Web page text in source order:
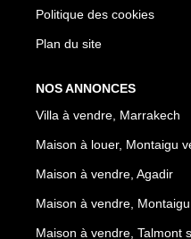
Politique des cookies
Plan du site
NOS ANNONCES
Villa à vendre, Marrakech
Maison à louer, Montaigu
Maison à vendre, Agadir
Maison à vendre,
Maison à vendre, Talmont